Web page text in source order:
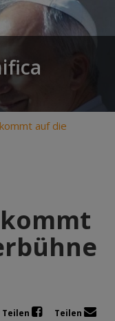
auf die
Teilen
Teilen